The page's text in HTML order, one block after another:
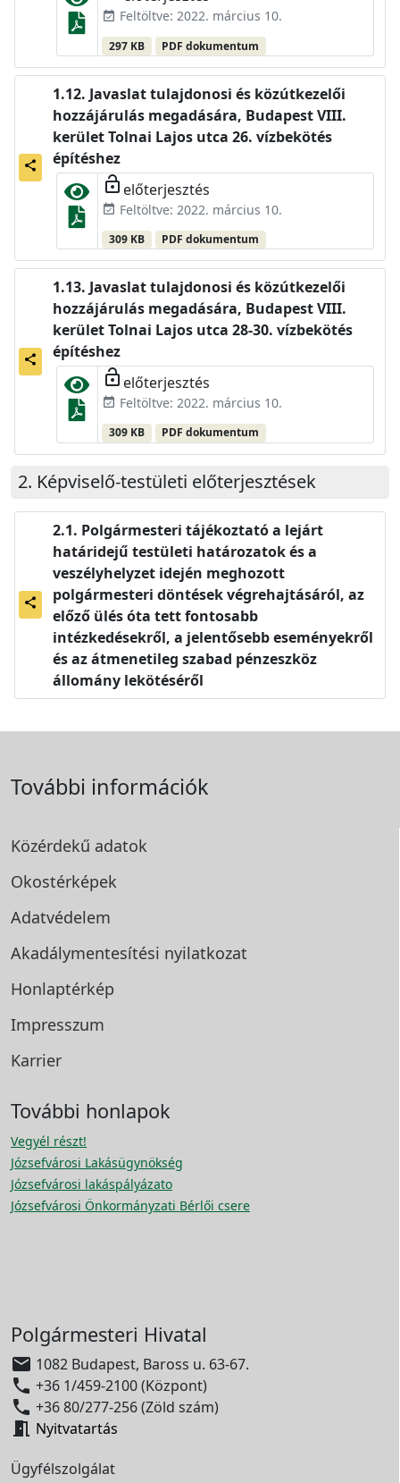
event_available Feltöltve: 2022. március 10.
297 KB PDF dokumentum
share
Javaslat tulajdonosi és közútkezelői
hozzájárulás megadására, Budapest VIII.
kerület Tolnai Lajos utca 26. vízbekötés
építéshez
lock_open előterjesztés
event_available Feltöltve: 2022. március 10.
309 KB PDF dokumentum
share
Javaslat tulajdonosi és közútkezelői
hozzájárulás megadására, Budapest VIII.
kerület Tolnai Lajos utca 28-30. vízbekötés
építéshez
lock_open előterjesztés
event_available Feltöltve: 2022. március 10.
309 KB PDF dokumentum
Képviselő-testületi előterjesztések
share
Polgármesteri tájékoztató a lejárt
határidejű testületi határozatok és a
veszélyhelyzet idején meghozott
polgármesteri döntések végrehajtásáról, az
előző ülés óta tett fontosabb
intézkedésekről, a jelentősebb eseményekről
és az átmenetileg szabad pénzeszköz
állomány lekötéséről
További információk
Közérdekű adatok
Okostérképek
Adatvédelem
Akadálymentesítési nyilatkozat
Honlaptérkép
Impresszum
Karrier
További honlapok
Vegyél részt!
Józsefvárosi Lakásügynökség
Józsefvárosi lakáspályázato
Józsefvárosi Önkormányzati Bérlői csere
Polgármesteri Hivatal
 1082 Budapest, Baross u. 63-67.
 +36 1/459-2100 (Központ)
 +36 80/277-256 (Zöld szám)
 Nyitvatartás
Ügyfélszolgálat